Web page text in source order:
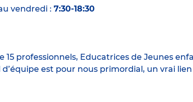
vendredi : 7:30-18:30
15 professionnels, Educatrices de Jeunes
est pour nous primordial, un vrai